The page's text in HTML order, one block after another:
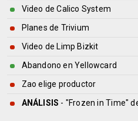
Video de Calico System
Planes de Trivium
Video de Limp Bizkit
Abandono en Yellowcard
Zao elige productor
ANÁLISIS - "Frozen in Time"